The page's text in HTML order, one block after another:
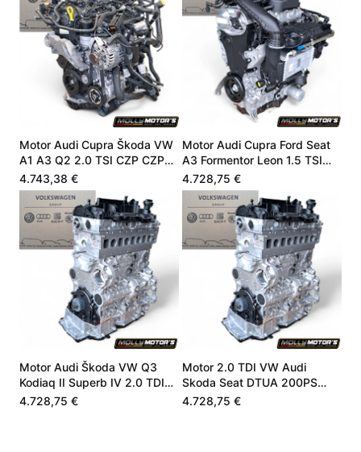
Motor Audi Cupra Škoda VW
A1 A3 Q2 2.0 TSI CZP CZPA
06K100040B
4.743,38 €
Motor Audi Cupra Ford Seat
A3 Formentor Leon 1.5 TSI
05E100032L
4.728,75 €
Motor Audi Škoda VW Q3
Kodiaq II Superb IV 2.0 TDI
DXNB DXN 05L100031M
4.728,75 €
Motor 2.0 TDI VW Audi
Skoda Seat DTUA 200PS
05L100031M
4.728,75 €